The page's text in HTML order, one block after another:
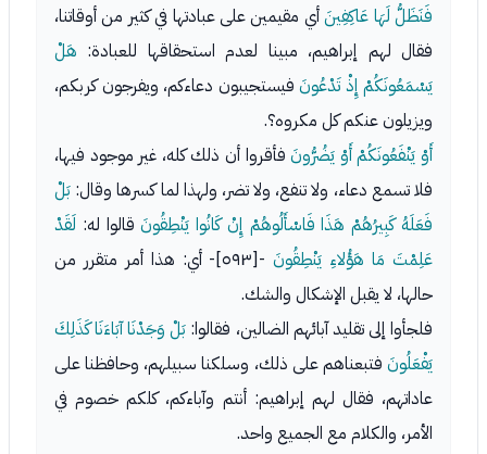
فَنَظَلُّ لَهَا عَاكِفِينَأي مقيمين على عبادتها في كثير من أوقاتنا،
فقال لهم إبراهيم، مبينا لعدم استحقاقها للعبادة: هَلْ
يَسْمَعُونَكُمْ إِذْ تَدْعُونَ فيستجيبون دعاءكم، ويفرجون كربكم،
ويزيلون عنكم كل مكروه؟.
أَوْ يَنْفَعُونَكُمْ أَوْ يَضُرُّونَفأقروا أن ذلك كله، غير موجود فيها،
فلا تسمع دعاء، ولا تنفع، ولا تضر، ولهذا لما كسرها وقال: بَلْ
فَعَلَهُ كَبِيرُهُمْ هَذَا فَاسْأَلُوهُمْ إِنْ كَانُوا يَنْطِقُونَقالوا له: لَقَدْ
عَلِمْتَ مَا هَؤُلاءِ يَنْطِقُونَ
-[٥٩٣]- أي: هذا أمر متقرر من
حالها، لا يقبل الإشكال والشك.
فلجأوا إلى تقليد آبائهم الضالين، فقالوا: بَلْ وَجَدْنَا آبَاءَنَا كَذَلِكَ
يَفْعَلُونَ فتبعناهم على ذلك، وسلكنا سبيلهم، وحافظنا على
عاداتهم، فقال لهم إبراهيم: أنتم وآباءكم، كلكم خصوم في
الأمر، والكلام مع الجميع واحد.